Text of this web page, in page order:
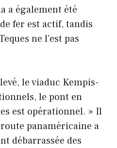
a également été
fer est actif, tandis
ne l’est pas
le viaduc Kempis-
le pont en
est opérationnel. » Il
panaméricaine a
débarrassée des